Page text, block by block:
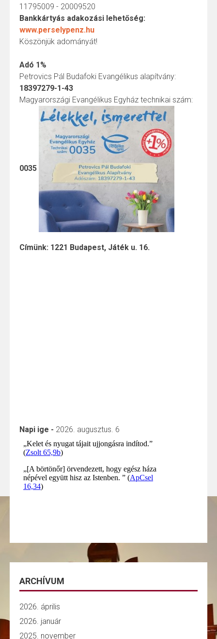
11795009 - 20009520
Bankkártyás adakozási lehetőség:
www.perselypenz.hu
Köszönjük adományát!
Adó 1%
Petrovics Pál Budafoki Evangélikus alapítvány:
18397279-1-43
Magyarországi Evangélikus Egyház technikai szám:
0035
Címünk: 1221 Budapest, Játék u. 16.
Napi ige - 2026. augusztus. 6
ARCHÍVUM
2026. április
2026. január
2025. november